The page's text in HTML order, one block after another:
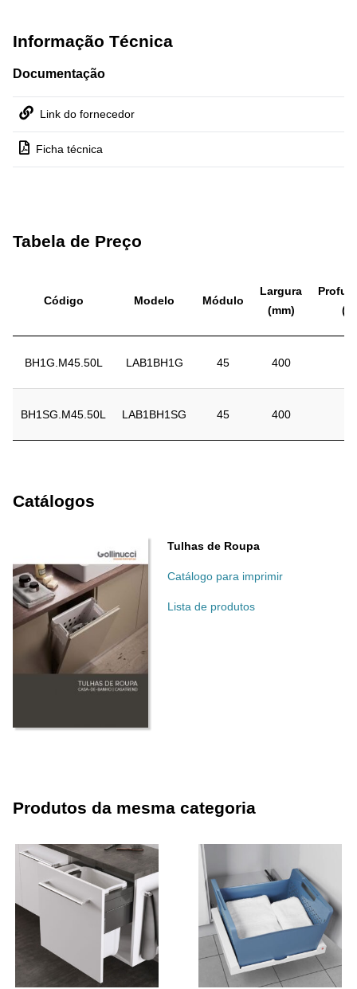
Informação Técnica
Documentação
Link do fornecedor
Ficha técnica
Tabela de Preço
Código Modelo Módulo
Largura
(mm)
BH1G.M45.50L LAB1BH1G 45 400
BH1SG.M45.50L LAB1BH1SG 45 400
Catálogos
Tulhas de Roupa
Catálogo para imprimir
Lista de produtos
Produtos da mesma categoria